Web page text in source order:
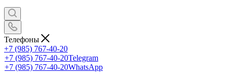
Телефоны
+7 (985) 767-40-20
+7 (985) 767-40-20Telegram
+7 (985) 767-40-20WhatsApp